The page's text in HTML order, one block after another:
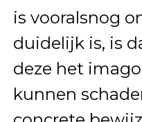
is vooralsnog
duidelijk is, is
deze het
kunnen